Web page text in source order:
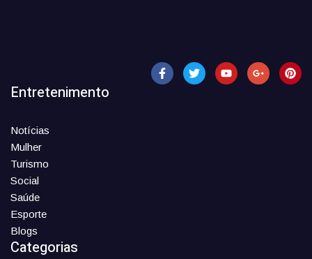
Entretenimento
Notícias
Mulher
Turismo
Social
Saúde
Esporte
Blogs
Categorias